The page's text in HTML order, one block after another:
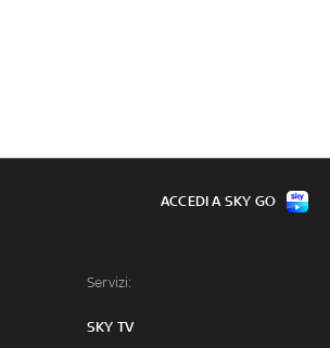
Servizi:
SKY TV
ACCEDI A SKY GO